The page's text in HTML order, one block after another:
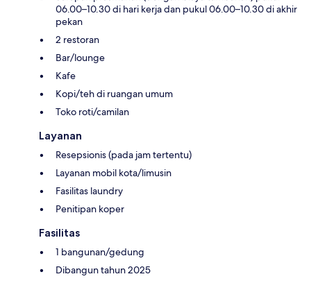
06.00–10.30 di hari kerja dan pukul 06.00–10.30 di akhir
pekan
2 restoran
Bar/lounge
Kafe
Kopi/teh di ruangan umum
Toko roti/camilan
Layanan
Resepsionis (pada jam tertentu)
Layanan mobil kota/limusin
Fasilitas laundry
Penitipan koper
Fasilitas
1 bangunan/gedung
Dibangun tahun 2025